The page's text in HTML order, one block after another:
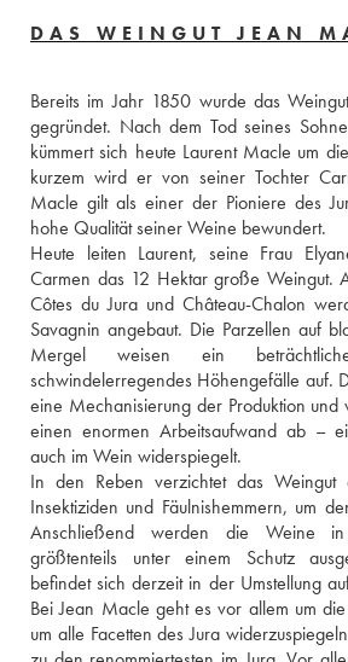
DAS WEINGUT JEAN
Bereits im Jahr 1850 wurde das
gegründet. Nach dem Tod seines
kümmert sich heute Laurent Macle um
kurzem wird er von seiner Tochter
Macle gilt als einer der Pioniere des
hohe Qualität seiner Weine bewundert.
Heute leiten Laurent, seine Frau
Carmen das 12 Hektar große Weingut.
Côtes du Jura und Château-Chalon
Savagnin angebaut. Die Parzellen auf
Mergel weisen ein
schwindelerregendes Höhengefälle auf.
eine Mechanisierung der Produktion
einen enormen Arbeitsaufwand ab –
auch im Wein widerspiegelt.
In den Reben verzichtet das Weingut
Insektiziden und Fäulnishemmern, um
Anschließend werden die Weine in
größtenteils unter einem Schutz
befindet sich derzeit in der Umstellung
Bei Jean Macle geht es vor allem um
um alle Facetten des Jura